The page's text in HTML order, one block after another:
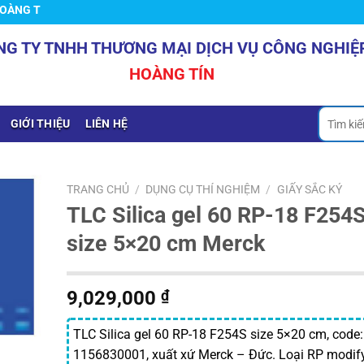
TY TNHH THƯƠNG MẠI DỊCH VỤ CÔNG
HOÀNG TÍN
GIỚI THIỆU LIÊN HỆ
Tìm
kiếm:
TRANG CHỦ / DỤNG CỤ THÍ NGHIỆM / GIẤY SẮC KÝ
TLC Silica gel 60 RP-18
size 5×20 cm Merck
9,029,000₫
TLC Silica gel 60 RP-18 F254S size 5×20 cm, code:
1156830001, xuất xứ Merck – Đức. Loại RP